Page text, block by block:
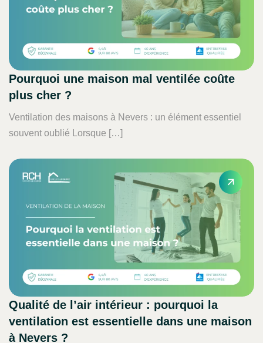
Pourquoi une maison mal ventilée coûte
plus cher ?
Ventilation des maisons à Nevers : un élément essentiel
souvent oublié Lorsque […]
Qualité de l’air intérieur : pourquoi la
ventilation est essentielle dans une maison
à Nevers ?